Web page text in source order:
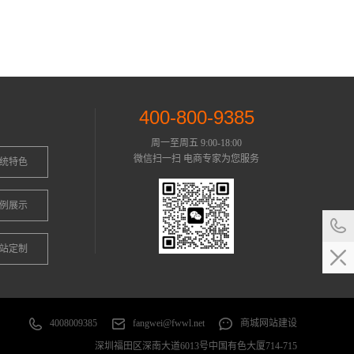
特色
展示
定制
400-800-9385
周一至周五 9:00-18:00
微信扫一扫 电商专家为您服务
4008009385 fangwei@fwwl.net 商城网站建设
深圳福田区深南大道6013号中国有色大厦714-715